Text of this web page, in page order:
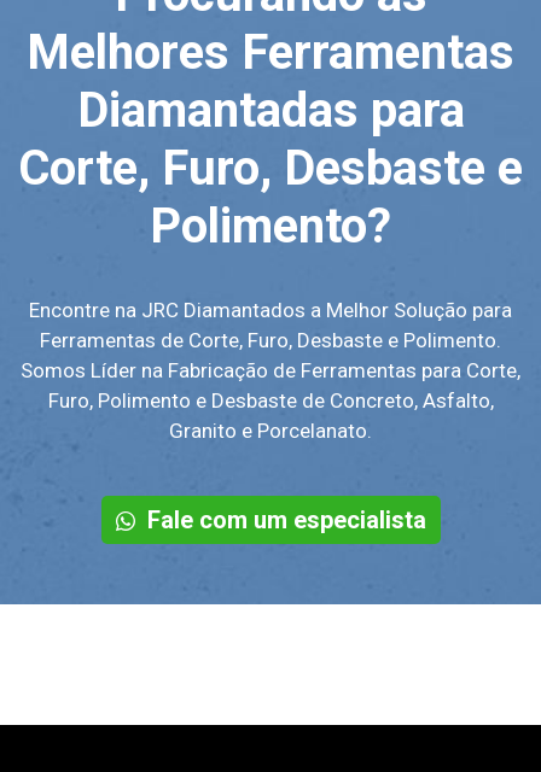
Melhores Ferramentas
Diamantadas para
Corte, Furo, Desbaste e
Polimento?
Encontre na JRC Diamantados a Melhor Solução para
Ferramentas de Corte, Furo, Desbaste e Polimento.
Somos Líder na Fabricação de Ferramentas para Corte,
Furo, Polimento e Desbaste de Concreto, Asfalto,
Granito e Porcelanato.
Fale com um especialista